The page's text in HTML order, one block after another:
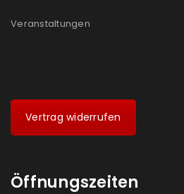
Veranstaltungen
Vertrag widerrufen
Öffnungszeiten